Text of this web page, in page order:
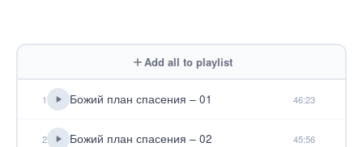
Add all to playlist
1 Божий план спасения – 01 46:23
2 Божий план спасения – 02 45:56